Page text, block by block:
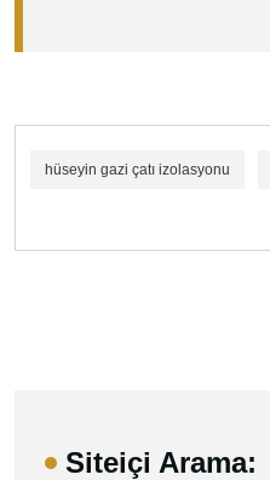
hüseyin gazi çatı izolasyonu
Siteiçi Arama: